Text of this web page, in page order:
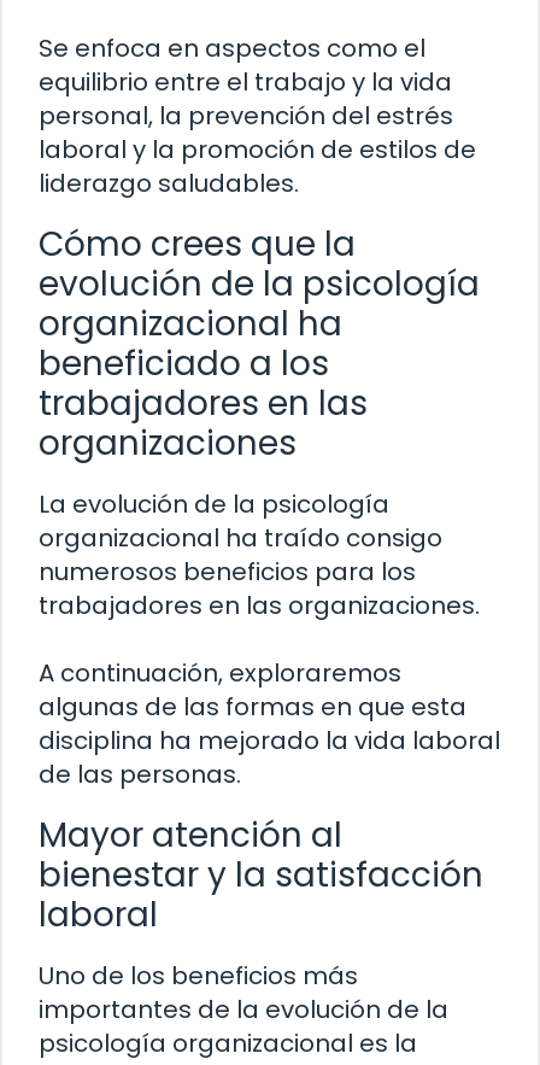
Se enfoca en aspectos como el
equilibrio entre el trabajo y la vida
personal, la prevención del estrés
laboral y la promoción de estilos de
liderazgo saludables.
Cómo crees que la
evolución de la psicología
organizacional ha
beneficiado a los
trabajadores en las
organizaciones
La evolución de la psicología
organizacional ha traído consigo
numerosos beneficios para los
trabajadores en las organizaciones.
A continuación, exploraremos
algunas de las formas en que esta
disciplina ha mejorado la vida laboral
de las personas.
Mayor atención al
bienestar y la satisfacción
laboral
Uno de los beneficios más
importantes de la evolución de la
psicología organizacional es la